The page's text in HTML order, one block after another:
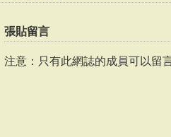
張貼留言
注意：只有此網誌的成員可以留言